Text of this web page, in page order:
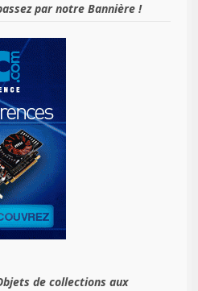
par notre Bannière !
de collections aux